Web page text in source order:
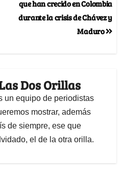
que han crecido en Colombia
durante la crisis de Chávez y
Maduro
Dos Orillas
un equipo de periodistas
mostrar, además
de siempre, ese que
el de la otra orilla.